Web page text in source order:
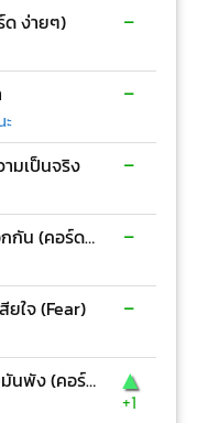
ด ง่ายๆ) -
-
มเป็นจริง -
ไหนว่าจะไม่หลอกกัน (คอร์ด ง่ายๆ) -
ยใจ (Fear) -
ก่อนที่โลกทั้งใบมันพัง (คอร์ด ง่ายๆ) ▲
+1